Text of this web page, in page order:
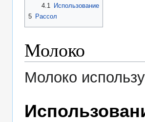
4.1
Использование
5 Рассол
Молоко
Молоко